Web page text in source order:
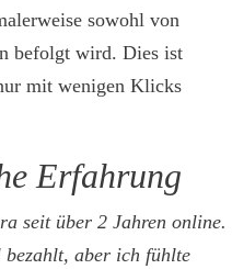
sowohl von
befolgt wird. Dies ist
mit wenigen Klicks
Erfahrung
seit über 2 Jahren online.
aber ich fühlte